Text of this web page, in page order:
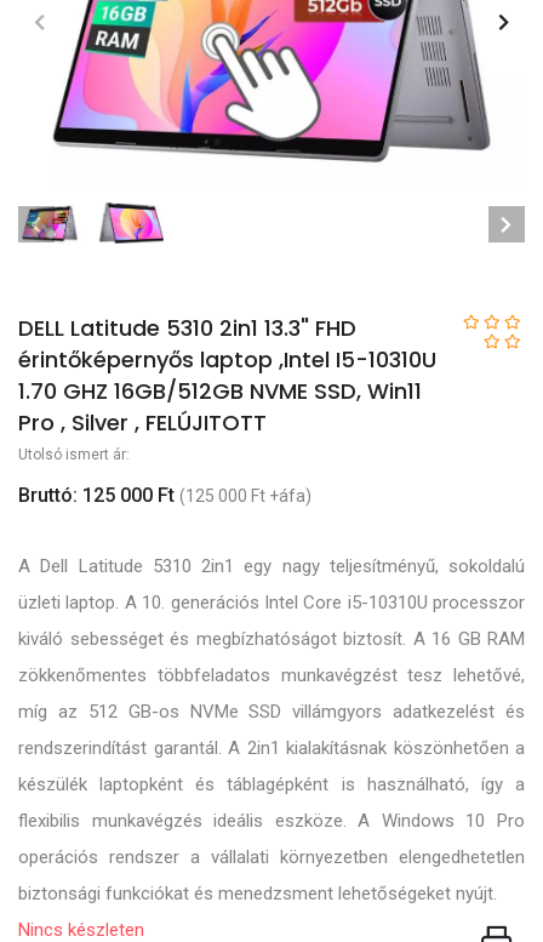
DELL Latitude 5310 2in1 13.3" FHD
érintőképernyős laptop ,Intel I5-10310U
1.70 GHZ 16GB/512GB NVME SSD, Win11
Pro , Silver , FELÚJITOTT
Utolsó ismert ár:
Bruttó: 125 000 Ft (125 000 Ft +áfa)
A Dell Latitude 5310 2in1 egy nagy teljesítményű, sokoldalú
üzleti laptop. A 10. generációs Intel Core i5-10310U processzor
kiváló sebességet és megbízhatóságot biztosít. A 16 GB RAM
zökkenőmentes többfeladatos munkavégzést tesz lehetővé,
míg az 512 GB-os NVMe SSD villámgyors adatkezelést és
rendszerindítást garantál. A 2in1 kialakításnak köszönhetően a
készülék laptopként és táblagépként is használható, így a
flexibilis munkavégzés ideális eszköze. A Windows 10 Pro
operációs rendszer a vállalati környezetben elengedhetetlen
biztonsági funkciókat és menedzsment lehetőségeket nyújt.
Nincs készleten